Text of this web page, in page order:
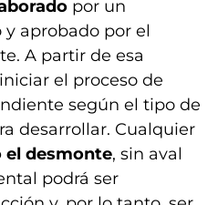
por un
aprobado por el
A partir de esa
el proceso de
según el tipo de
desarrollar. Cualquier
el desmonte, sin aval
podrá ser